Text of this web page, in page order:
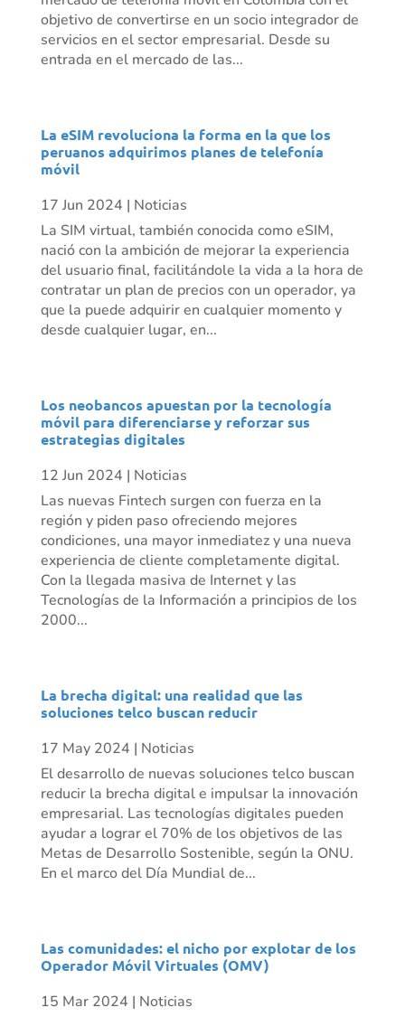
objetivo de convertirse en un socio integrador de
servicios en el sector empresarial. Desde su
entrada en el mercado de las...
La eSIM revoluciona la forma en la que los
peruanos adquirimos planes de telefonía
móvil
17 Jun 2024 | Noticias
La SIM virtual, también conocida como eSIM,
nació con la ambición de mejorar la experiencia
del usuario final, facilitándole la vida a la hora de
contratar un plan de precios con un operador, ya
que la puede adquirir en cualquier momento y
desde cualquier lugar, en...
Los neobancos apuestan por la tecnología
móvil para diferenciarse y reforzar sus
estrategias digitales
12 Jun 2024 | Noticias
Las nuevas Fintech surgen con fuerza en la
región y piden paso ofreciendo mejores
condiciones, una mayor inmediatez y una nueva
experiencia de cliente completamente digital.
Con la llegada masiva de Internet y las
Tecnologías de la Información a principios de los
2000...
La brecha digital: una realidad que las
soluciones telco buscan reducir
17 May 2024 | Noticias
El desarrollo de nuevas soluciones telco buscan
reducir la brecha digital e impulsar la innovación
empresarial. Las tecnologías digitales pueden
ayudar a lograr el 70% de los objetivos de las
Metas de Desarrollo Sostenible, según la ONU.
En el marco del Día Mundial de...
Las comunidades: el nicho por explotar de los
Operador Móvil Virtuales (OMV)
15 Mar 2024 | Noticias